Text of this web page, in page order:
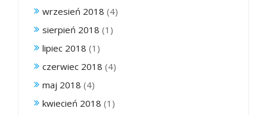
wrzesień 2018 (4)
sierpień 2018 (1)
lipiec 2018 (1)
czerwiec 2018 (4)
maj 2018 (4)
kwiecień 2018 (1)